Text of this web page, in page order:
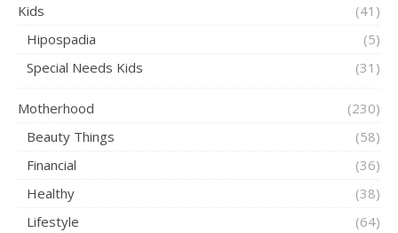
Kids
(41)
Hipospadia
(5)
Special Needs Kids
(31)
Motherhood
(230)
Beauty Things
(58)
Financial
(36)
Healthy
(38)
Lifestyle
(64)